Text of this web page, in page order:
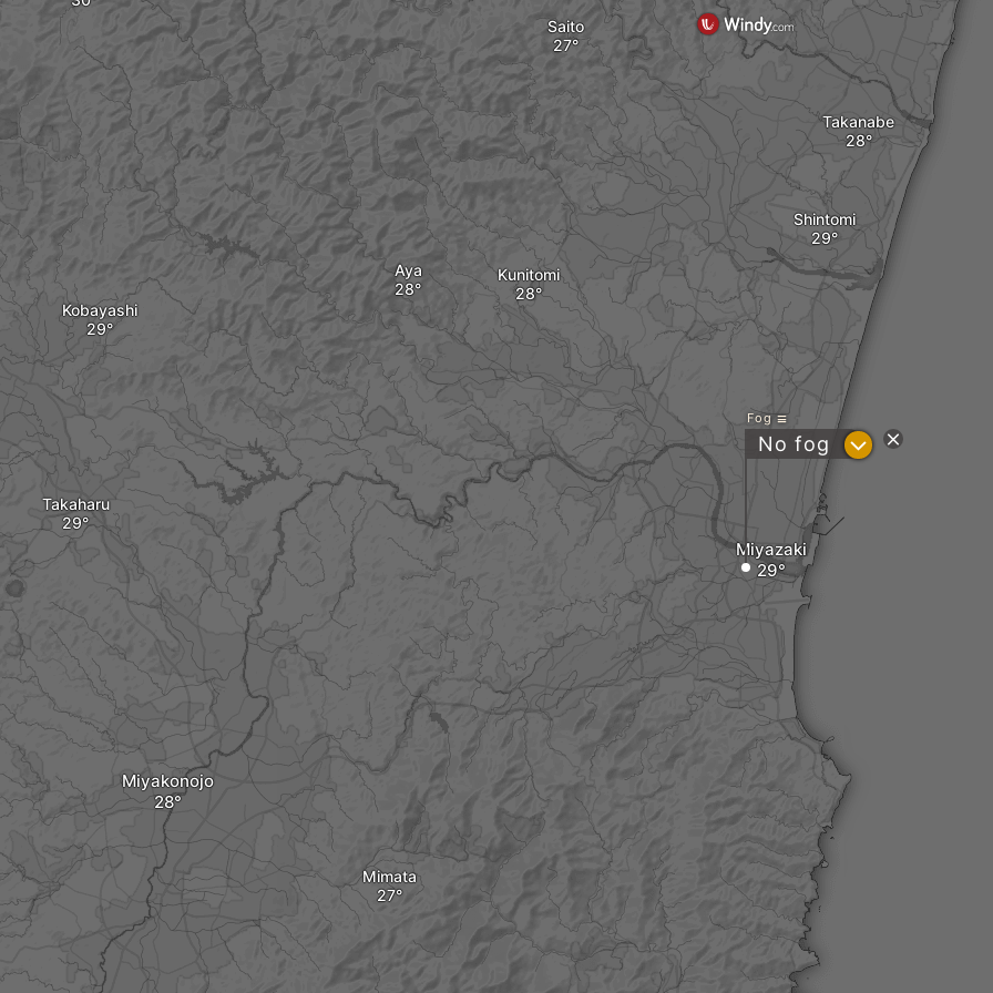
Miyazaki
Shintomi
Aya Kunitomi
Mimata
Saito
Takanabe
Takaharu
Kobayashi
Miyakonojo
Fog
No fog ?